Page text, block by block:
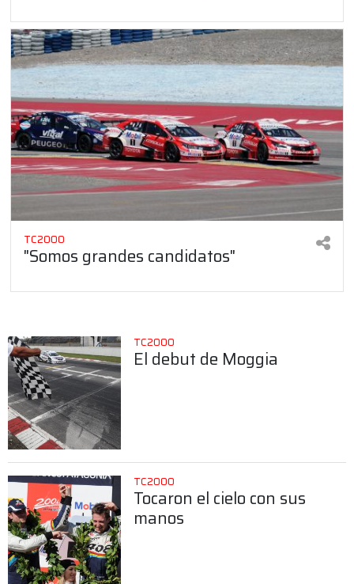
TC2000
"Somos grandes candidatos"
TC2000
El debut de Moggia
TC2000
Tocaron el cielo con sus
manos